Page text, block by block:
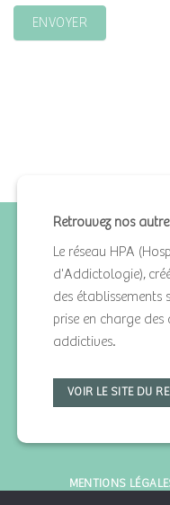
ENVOYER
Retrouvez nos
Le réseau HPA
d'Addictologie),
des établissements
prise en charge
addictives.
VOIR LE SITE DU
MENTIONS